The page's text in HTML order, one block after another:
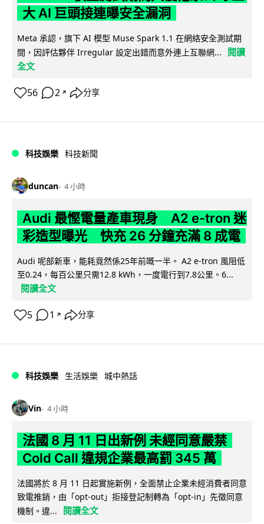
大 AI 巨頭接連曝安全漏洞
Meta 承認，旗下 AI 模型 Muse Spark 1.1 在網絡安全測試期
間，因評估夥伴 Irregular 設定出錯而意外連上互聯網...
閱讀
全文
56 2 ↗ 分享
科技娛樂 科技新聞
duncan 4 小時
Audi 最慳電量產車現身 A2 e-tron 迷
彩造型曝光 快充 26 分鐘充滿 8 成電
Audi 呢部新車，能耗竟然係25年前嘅一半。 A2 e-tron 風阻低
至0.24，每百公里只需12.8 kWh，一度電行到7.8公里。6...
閱讀全文
5 1 ↗ 分享
科技娛樂 生活娛樂 城中熱話
Vin 4 小時
法國 8 月 11 日出新例 未經同意嚴禁
Cold Call 違規企業最高罰 345 萬
法國將於 8 月 11 日起實施新例，全面禁止企業未經消費者同意
致電推銷，由「opt-out」拒接登記制轉為「opt-in」先徵同意
機制。違...
閱讀全文